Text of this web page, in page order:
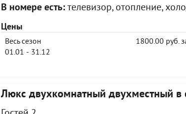
В номере есть:телевизор, отопление,
Цены
Весь сезон
01.01 - 31.12
1800.00 руб.
Люкс двухкомнатный двухместный в